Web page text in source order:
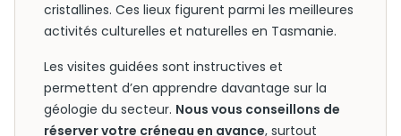
cristallines. Ces lieux figurent parmi les meilleures
activités culturelles et naturelles en Tasmanie.
Les visites guidées sont instructives et
permettent d’en apprendre davantage sur la
géologie du secteur. Nous vous conseillons de
réserver votre créneau en avance, surtout